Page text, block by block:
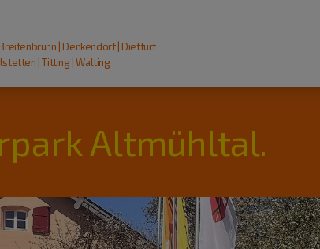
| Denkendorf | Dietfurt
| Titting | Walting
Altmühltal.